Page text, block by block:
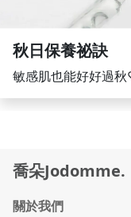
秋日保養祕訣
敏感肌也能好好過
喬朵Jodomme.
關於我們